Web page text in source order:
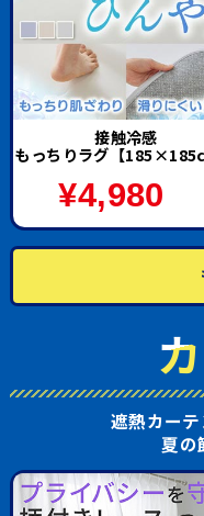
接触冷感
もっちりラグ【
¥4,980
遮熱カーテ
夏の